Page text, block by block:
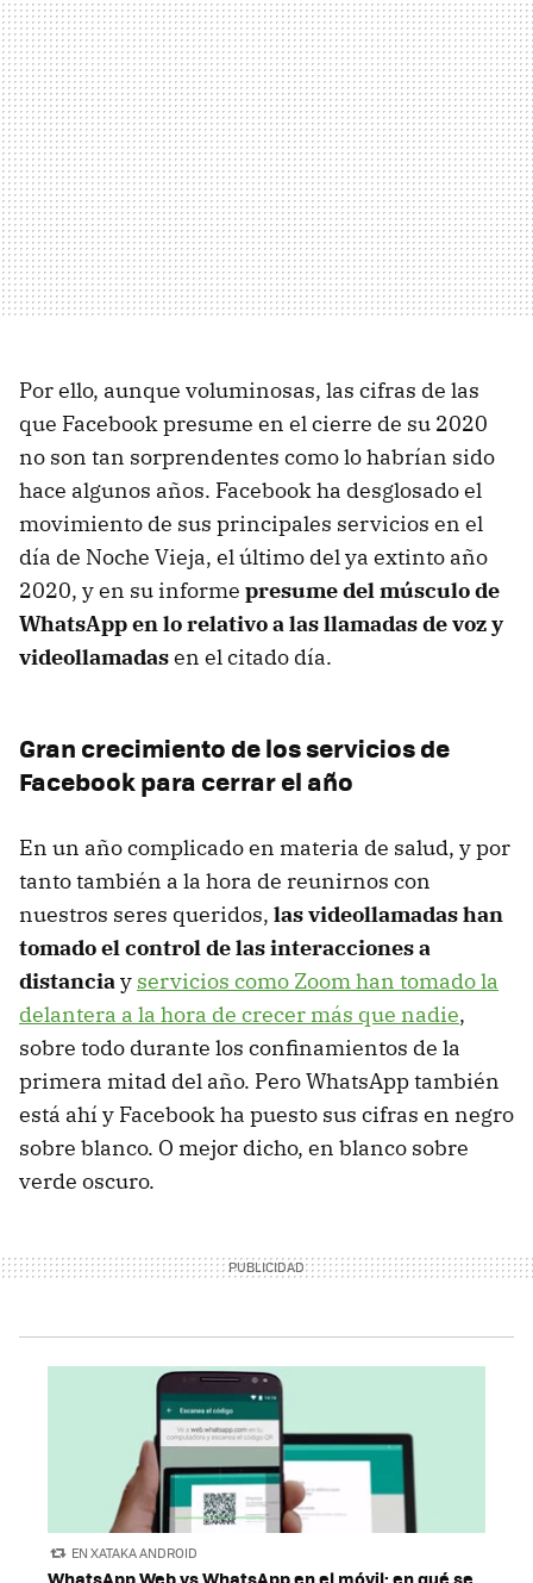
Por ello, aunque voluminosas, las cifras de las
que Facebook presume en el cierre de su 2020
no son tan sorprendentes como lo habrían sido
hace algunos años. Facebook ha desglosado el
movimiento de sus principales servicios en el
día de Noche Vieja, el último del ya extinto año
2020, y en su informe presume del músculo de
WhatsApp en lo relativo a las llamadas de voz y
videollamadasen el citado día.
Gran crecimiento de los servicios de
Facebook para cerrar el año
En un año complicado en materia de salud, y por
tanto también a la hora de reunirnos con
nuestros seres queridos, las videollamadas han
tomado el control de las interacciones a
distanciay servicios como Zoom han tomado la
delantera a la hora de crecer más que nadie,
sobre todo durante los confinamientos de la
primera mitad del año. Pero WhatsApp también
está ahí y Facebook ha puesto sus cifras en negro
sobre blanco. O mejor dicho, en blanco sobre
verde oscuro.
EN XATAKA ANDROID